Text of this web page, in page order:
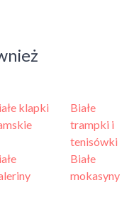
klapki
Białe
trampki i
tenisówki
Białe
mokasyny